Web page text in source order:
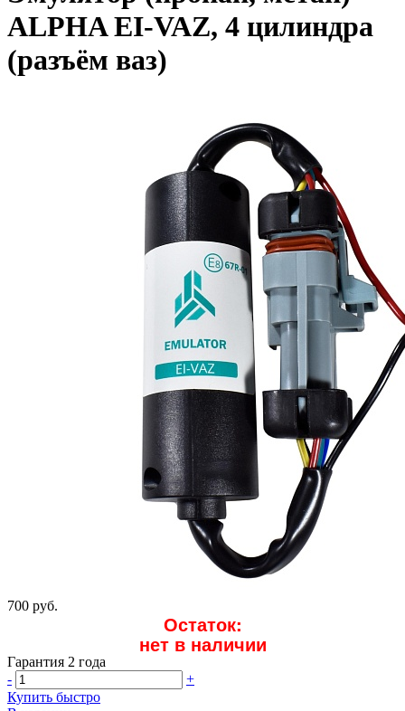
ALPHA EI-VAZ, 4 цилиндра
(разъём ваз)
700 руб.
Остаток:
нет в наличии
Гарантия 2 года
-
+
Купить быстро